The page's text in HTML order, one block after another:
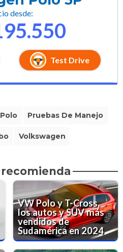
desde:
Test Drive
Polo Pruebas De Manejo
Volkswagen
recomienda
VW Polo y T-Cross,
los autos y SUV más
vendidos de
Sudamérica en 2024